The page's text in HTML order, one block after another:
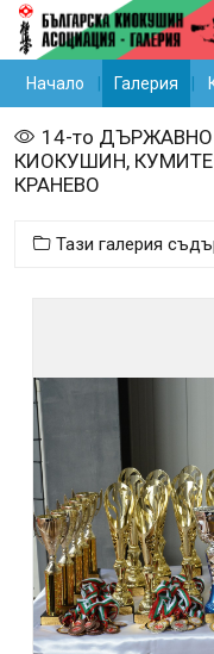
Начало Галерия
14-то
КИОКУШИН, КУМИТЕ
КРАНЕВО
Тази галерия